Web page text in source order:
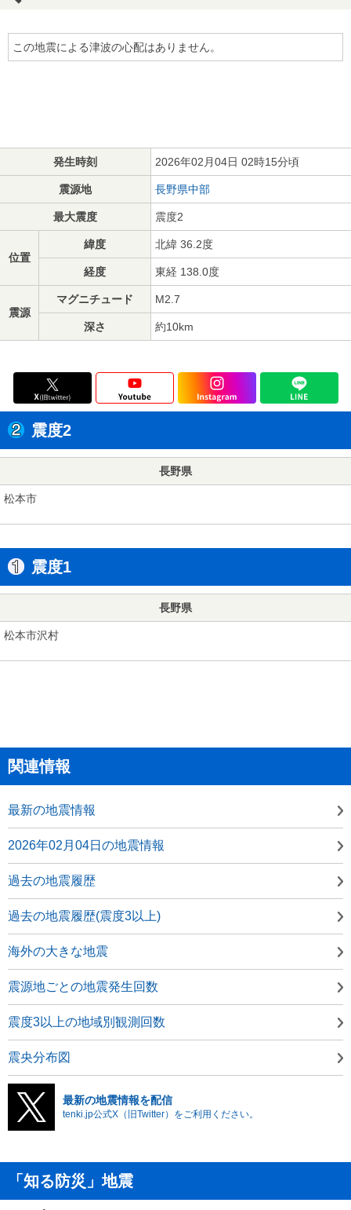
この地震による津波の心配はありません。
発生時刻 2026年02月04日 02時15分頃
震源地 長野県中部
最大震度 震度2
位置
緯度 北緯 36.2度
経度 東経 138.0度
震源
マグニチュード M2.7
深さ 約10km
震度2
長野県
松本市
震度1
長野県
松本市沢村
関連情報
最新の地震情報
2026年02月04日の地震情報
過去の地震履歴
過去の地震履歴(震度3以上)
海外の大きな地震
震源地ごとの地震発生回数
震度3以上の地域別観測回数
震央分布図
最新の地震情報を配信
tenki.jp公式X（旧Twitter）をご利用ください。
「知る防災」地震